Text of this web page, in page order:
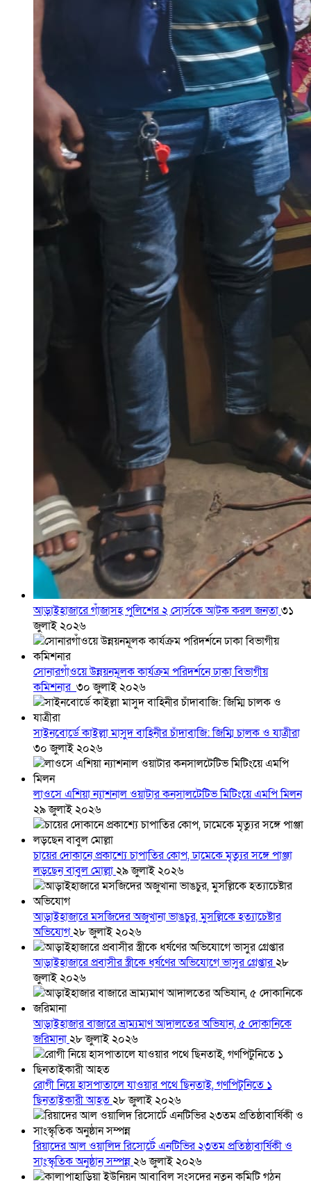
আড়াইহাজারে গাঁজাসহ পুলিশের ২ সোর্সকে আটক করল জনতা৩১
জুলাই ২০২৬
সোনারগাঁওয়ে উন্নয়নমূলক কার্যক্রম পরিদর্শনে ঢাকা বিভাগীয়
কমিশনার ৩০ জুলাই ২০২৬
সাইনবোর্ডে কাইল্লা মাসুদ বাহিনীর চাঁদাবাজি: জিম্মি চালক ও যাত্রীরা
৩০ জুলাই ২০২৬
লাওসে এশিয়া ন্যাশনাল ওয়াটার কনসালটেটিভ মিটিংয়ে এমপি মিলন
২৯ জুলাই ২০২৬
চায়ের দোকানে প্রকাশ্যে চাপাতির কোপ, ঢামেকে মৃত্যুর সঙ্গে পাঞ্জা
লড়ছেন বাবুল মোল্লা২৯ জুলাই ২০২৬
আড়াইহাজারে মস‌জি‌দের অজুখানা ভাঙচুর, মুসল্লিকে হত্যাচেষ্টার
অভিযোগ২৮ জুলাই ২০২৬
আড়াইহাজারে প্রবাসীর স্ত্রীকে ধর্ষণের অভিযোগে ভাসুর গ্রেপ্তার২৮
জুলাই ২০২৬
আড়াইহাজার বাজারে ভ্রাম্যমাণ আদালতের অভিযান, ৫ দোকানিকে
জরিমানা২৮ জুলাই ২০২৬
রোগী নিয়ে হাসপাতালে যাওয়ার পথে ছিনতাই, গণপিটুনিতে ১
ছিনতাইকারী আহত২৮ জুলাই ২০২৬
রিয়াদের আল ওয়ালিদ রিসোর্টে এনটিভির ২৩তম প্রতিষ্ঠাবার্ষিকী ও
সাংস্কৃতিক অনুষ্ঠান সম্পন্ন২৬ জুলাই ২০২৬